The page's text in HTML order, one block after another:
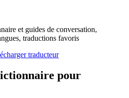
et guides de conversation,
traductions favoris
pour